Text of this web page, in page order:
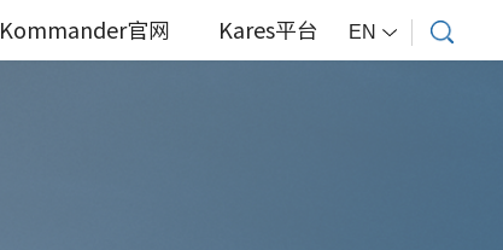
EN
Kommander官网 Kares平台